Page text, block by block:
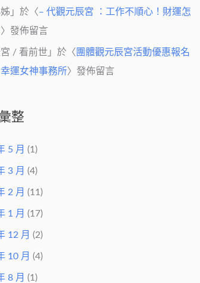
」於〈– 代觀元辰宮 ：工作不順心！財運怎
〉發佈留言
/ 看前世 」於〈 團體觀元辰宮活動優惠報名
運女神事務所〉發佈留言
整
5 月 (1)
3 月 (4)
2 月 (11)
1 月 (17)
12 月 (2)
10 月 (4)
8 月 (1)